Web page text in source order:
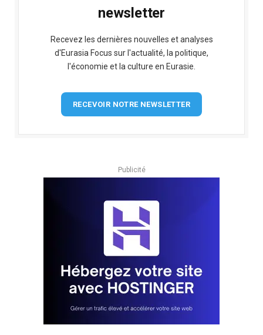
newsletter
Recevez les dernières nouvelles et analyses
d'Eurasia Focus sur l'actualité, la politique,
l'économie et la culture en Eurasie.
RECEVOIR NOTRE NEWSLETTER
Publicité